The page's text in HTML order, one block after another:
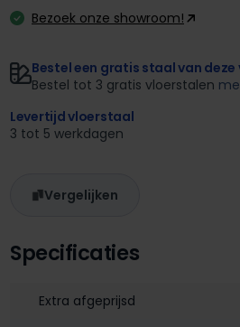
Specificaties
Extra afgeprijsd
Bezoek onze showroom!
Bestel een gratis staal van deze
Bestel tot 3 gratis vloerstalen
Levertijd vloerstaal
3 tot 5 werkdagen
Vergelijken